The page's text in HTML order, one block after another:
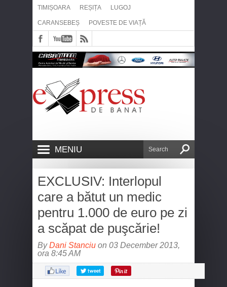
TIMIȘOARA REȘIȚA LUGOJ
CARANSEBEȘ POVESTE DE VIAȚĂ
MENIU
EXCLUSIV: Interlopul
care a bătut un medic
pentru 1.000 de euro pe zi
a scăpat de puşcărie!
ByDani Stanciu on 03 December 2013,
ora 8:45 AM